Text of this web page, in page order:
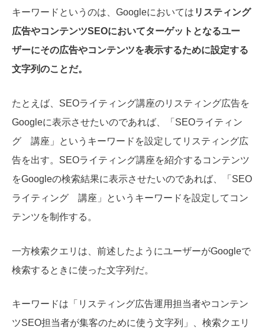
キーワードというのは、Googleにおいては リスティング
広告やコンテンツSEOにおいてターゲットとなるユー
ザーにその広告やコンテンツを表示するために設定する
文字列のことだ。
たとえば、SEOライティング講座のリスティング広告を
Googleに表示させたいのであれば、「SEOライティン
グ 講座」というキーワードを設定してリスティング広
告を出す。SEOライティング講座を紹介するコンテンツ
をGoogleの検索結果に表示させたいのであれば、「SEO
ライティング 講座」というキーワードを設定してコン
テンツを制作する。
一方検索クエリは、前述したようにユーザーがGoogleで
検索するときに使った文字列だ。
キーワードは「リスティング広告運用担当者やコンテン
ツSEO担当者が集客のために使う文字列」、検索クエリ